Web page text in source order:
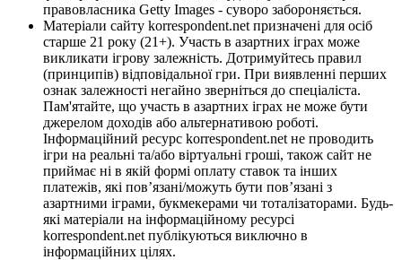
правовласника Getty Images - суворо забороняється.
Матеріали сайту korrespondent.net призначені для осіб
старше 21 року (21+). Участь в азартних іграх може
викликати ігрову залежність. Дотримуйтесь правил
(принципів) відповідальної гри. При виявленні перших
ознак залежності негайно зверніться до спеціаліста.
Пам'ятайте, що участь в азартних іграх не може бути
джерелом доходів або альтернативою роботі.
Інформаційний ресурс korrespondent.net не проводить
ігри на реальні та/або віртуальні гроші, також сайт не
приймає ні в якій формі оплату ставок та інших
платежів, які пов’язані/можуть бути пов’язані з
азартними іграми, букмекерами чи тоталізаторами. Будь-
які матеріали на інформаційному ресурсі
korrespondent.net публікуються виключно в
інформаційних цілях.